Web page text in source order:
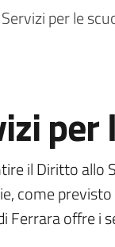
Servizi per le
per
il Diritto allo
come
Ferrara offre i